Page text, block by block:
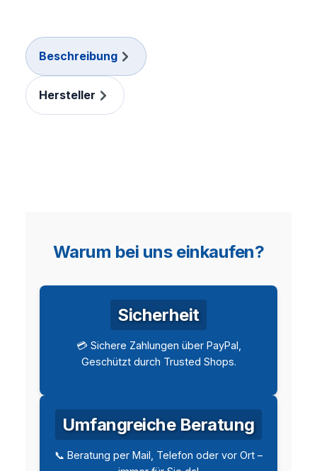
Beschreibung
Hersteller
Warum bei uns einkaufen?
Sicherheit
💳 Sichere Zahlungen über PayPal,
Geschützt durch Trusted Shops.
Umfangreiche Beratung
📞 Beratung per Mail, Telefon oder vor Ort –